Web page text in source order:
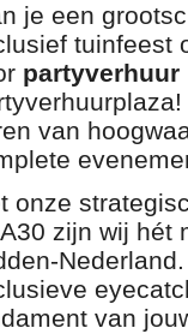
je een
tuinfeest
partyverhuur
van
onze
zijn wij hét
van